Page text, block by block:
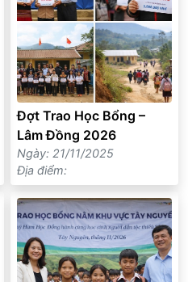
Đợt Trao Học Bổng –
Lâm Đồng 2026
Ngày: 21/11/2025
Địa điểm: